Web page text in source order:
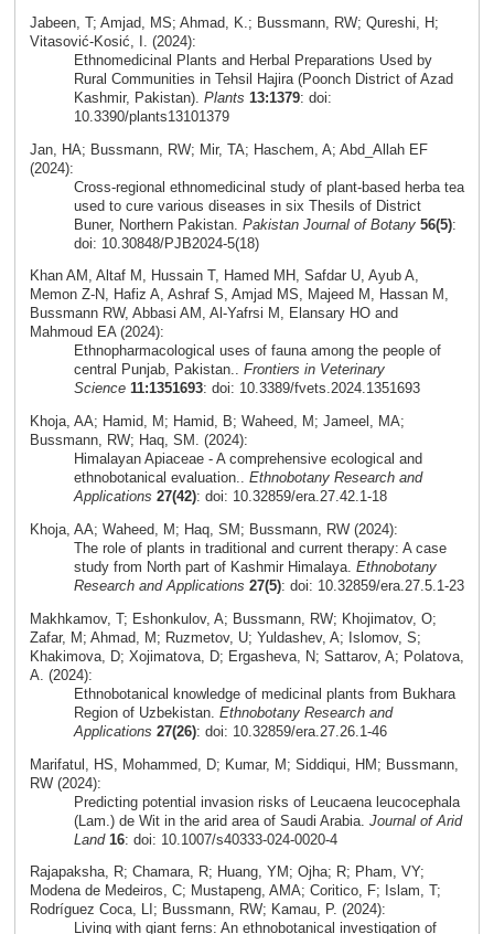
Jabeen, T; Amjad, MS; Ahmad, K.; Bussmann, RW; Qureshi, H;
Vitasović-Kosić, I. (2024):
Ethnomedicinal Plants and Herbal Preparations Used by
Rural Communities in Tehsil Hajira (Poonch District of Azad
Kashmir, Pakistan). Plants 13:1379: doi:
10.3390/plants13101379
Jan, HA; Bussmann, RW; Mir, TA; Haschem, A; Abd_Allah EF
(2024):
Cross-regional ethnomedicinal study of plant-based herba tea
used to cure various diseases in six Thesils of District
Buner, Northern Pakistan. Pakistan Journal of Botany 56(5):
doi: 10.30848/PJB2024-5(18)
Khan AM, Altaf M, Hussain T, Hamed MH, Safdar U, Ayub A,
Memon Z-N, Hafiz A, Ashraf S, Amjad MS, Majeed M, Hassan M,
Bussmann RW, Abbasi AM, Al-Yafrsi M, Elansary HO and
Mahmoud EA (2024):
Ethnopharmacological uses of fauna among the people of
central Punjab, Pakistan.. Frontiers in Veterinary
Science 11:1351693: doi: 10.3389/fvets.2024.1351693
Khoja, AA; Hamid, M; Hamid, B; Waheed, M; Jameel, MA;
Bussmann, RW; Haq, SM. (2024):
Himalayan Apiaceae - A comprehensive ecological and
ethnobotanical evaluation.. Ethnobotany Research and
Applications 27(42): doi: 10.32859/era.27.42.1-18
Khoja, AA; Waheed, M; Haq, SM; Bussmann, RW (2024):
The role of plants in traditional and current therapy: A case
study from North part of Kashmir Himalaya. Ethnobotany
Research and Applications 27(5): doi: 10.32859/era.27.5.1-23
Makhkamov, T; Eshonkulov, A; Bussmann, RW; Khojimatov, O;
Zafar, M; Ahmad, M; Ruzmetov, U; Yuldashev, A; Islomov, S;
Khakimova, D; Xojimatova, D; Ergasheva, N; Sattarov, A; Polatova,
A. (2024):
Ethnobotanical knowledge of medicinal plants from Bukhara
Region of Uzbekistan. Ethnobotany Research and
Applications 27(26): doi: 10.32859/era.27.26.1-46
Marifatul, HS, Mohammed, D; Kumar, M; Siddiqui, HM; Bussmann,
RW (2024):
Predicting potential invasion risks of Leucaena leucocephala
(Lam.) de Wit in the arid area of Saudi Arabia. Journal of Arid
Land 16: doi: 10.1007/s40333-024-0020-4
Rajapaksha, R; Chamara, R; Huang, YM; Ojha; R; Pham, VY;
Modena de Medeiros, C; Mustapeng, AMA; Coritico, F; Islam, T;
Rodríguez Coca, LI; Bussmann, RW; Kamau, P. (2024):
Living with giant ferns: An ethnobotanical investigation of